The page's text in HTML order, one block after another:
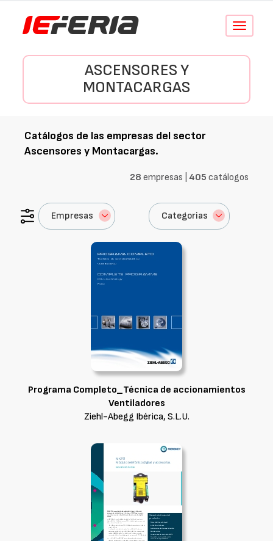
Conmutar
ASCENSORES Y
MONTACARGAS
Catálogos de las empresas del sector
Ascensores y Montacargas.
28 empresas | 405 catálogos
Empresas Categorias
Programa Completo_Técnica de accionamientos
Ventiladores
Ziehl-Abegg Ibérica, S.L.U.